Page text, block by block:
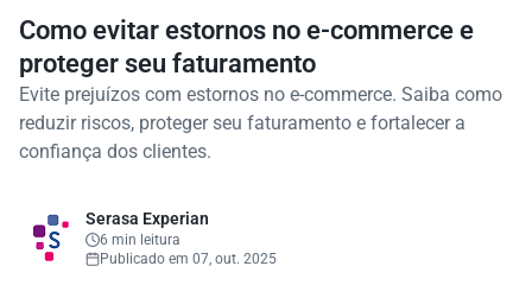
Como evitar estornos no e-commerce e
proteger seu faturamento
Evite prejuízos com estornos no e-commerce. Saiba como
reduzir riscos, proteger seu faturamento e fortalecer a
confiança dos clientes.
Serasa Experian
6 min leitura
Publicado em 07, out. 2025